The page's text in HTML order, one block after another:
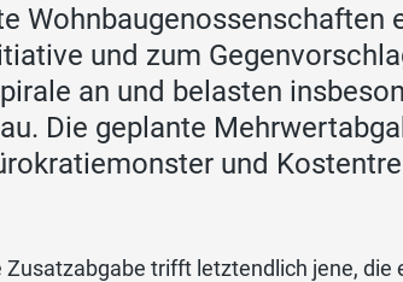
Wohnbaugenossenschaften
und zum
an und belasten
Die geplante
und
Zusatzabgabe trifft letztendlich jene, die